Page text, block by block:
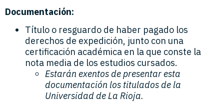
Documentación:
Título o resguardo de haber pagado los
derechos de expedición, junto con una
certificación académica en la que conste la
nota media de los estudios cursados.
Estarán exentos de presentar esta
documentación los titulados de la
Universidad de La Rioja.